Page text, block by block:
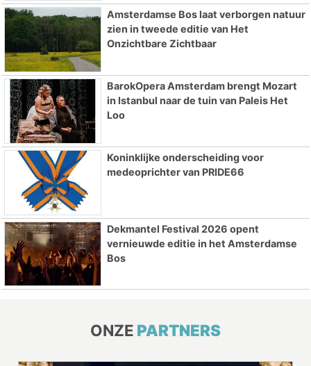
Amsterdamse Bos laat verborgen natuur
zien in tweede editie van Het
Onzichtbare Zichtbaar
BarokOpera Amsterdam brengt Mozart
in Istanbul naar de tuin van Paleis Het
Loo
Koninklijke onderscheiding voor
medeoprichter van PRIDE66
Dekmantel Festival 2026 opent
vernieuwde editie in het Amsterdamse
Bos
ONZE PARTNERS